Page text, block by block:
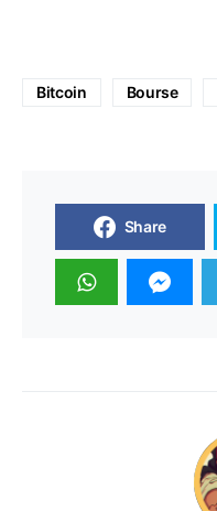
Bitcoin Bourse
Share